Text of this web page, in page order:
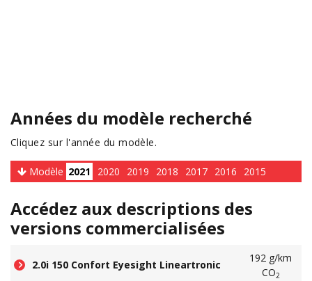
Années du modèle recherché
Cliquez sur l'année du modèle.
Modèle 2021 2020 2019 2018 2017 2016 2015
Accédez aux descriptions des
versions commercialisées
2.0i 150 Confort Eyesight Lineartronic
192 g/km
CO2